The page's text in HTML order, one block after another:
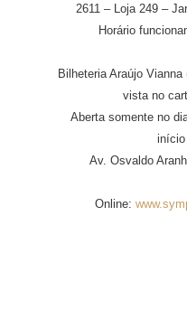
2611 – Loja 249 –
Horário
Bilheteria Araújo
vista no
Aberta somente no
início
Av. Osvaldo
Online: